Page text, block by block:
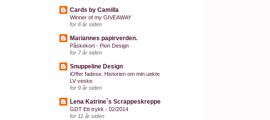
Cards by Camilla
Winner of my GIVEAWAY
for 6 år siden
Mariannes papirverden.
Påskekort - Pion Design
for 7 år siden
Snuppeline Design
iOffer fadese. Historien om min uekte
LV veske.
for 9 år siden
Lena Katrine`s Scrappeskreppe
GDT Ett trykk - 02/2014
for 11 år siden